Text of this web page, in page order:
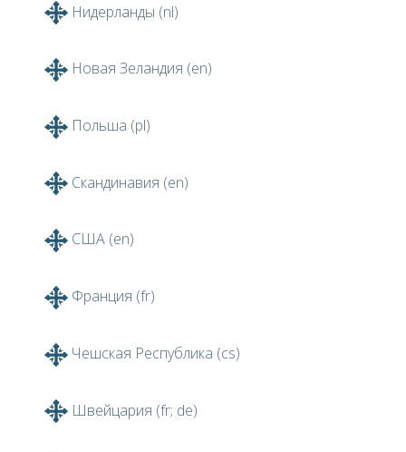
Нидерланды (nl)
Новая Зеландия (en)
Польша (pl)
Скандинавия (en)
США (en)
Франция (fr)
Чешская Республика (cs)
Швейцария (fr; de)